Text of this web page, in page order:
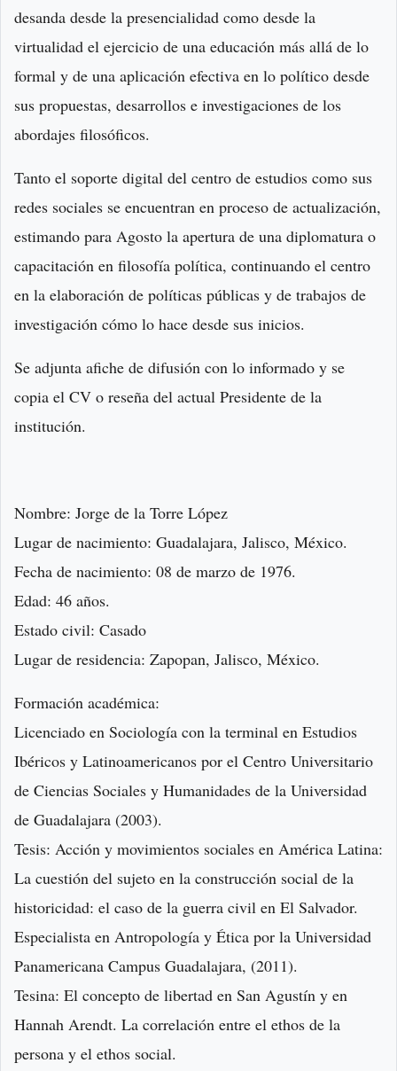
desanda desde la presencialidad como desde la
virtualidad el ejercicio de una educación más allá de lo
formal y de una aplicación efectiva en lo político desde
sus propuestas, desarrollos e investigaciones de los
abordajes filosóficos.
Tanto el soporte digital del centro de estudios como sus
redes sociales se encuentran en proceso de actualización,
estimando para Agosto la apertura de una diplomatura o
capacitación en filosofía política, continuando el centro
en la elaboración de políticas públicas y de trabajos de
investigación cómo lo hace desde sus inicios.
Se adjunta afiche de difusión con lo informado y se
copia el CV o reseña del actual Presidente de la
institución.
Nombre: Jorge de la Torre López
Lugar de nacimiento: Guadalajara, Jalisco, México.
Fecha de nacimiento: 08 de marzo de 1976.
Edad: 46 años.
Estado civil: Casado
Lugar de residencia: Zapopan, Jalisco, México.
Formación académica:
Licenciado en Sociología con la terminal en Estudios
Ibéricos y Latinoamericanos por el Centro Universitario
de Ciencias Sociales y Humanidades de la Universidad
de Guadalajara (2003).
Tesis: Acción y movimientos sociales en América Latina:
La cuestión del sujeto en la construcción social de la
historicidad: el caso de la guerra civil en El Salvador.
Especialista en Antropología y Ética por la Universidad
Panamericana Campus Guadalajara, (2011).
Tesina: El concepto de libertad en San Agustín y en
Hannah Arendt. La correlación entre el ethos de la
persona y el ethos social.